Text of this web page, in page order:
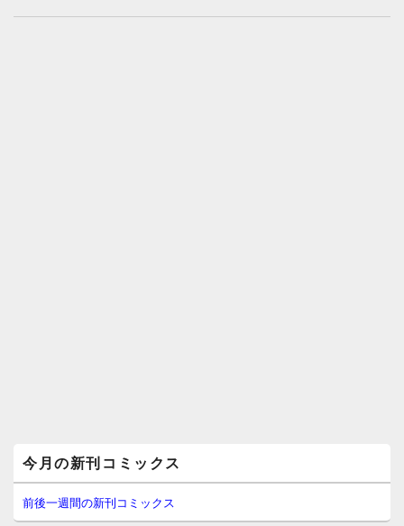
イ
ン
サ
イ
今月の新刊コミックス
前後一週間の新刊コミックス